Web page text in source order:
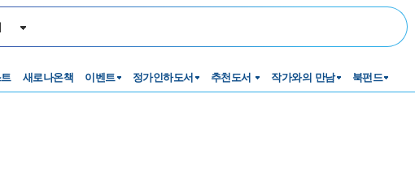
새로나온책 이벤트 정가인하도서 추천도서 작가와의 만남 북펀드